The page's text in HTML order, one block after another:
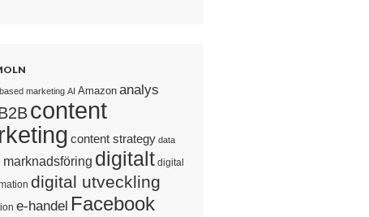
marketing AI Amazon analys
content
content strategy data
digitalt digital
digital utveckling
e-handel Facebook